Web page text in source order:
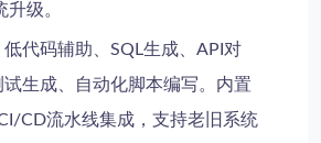
升级。
低代码辅助、SQL生成、API对
生成、自动化脚本编写。内置
CD流水线集成，支持老旧系统